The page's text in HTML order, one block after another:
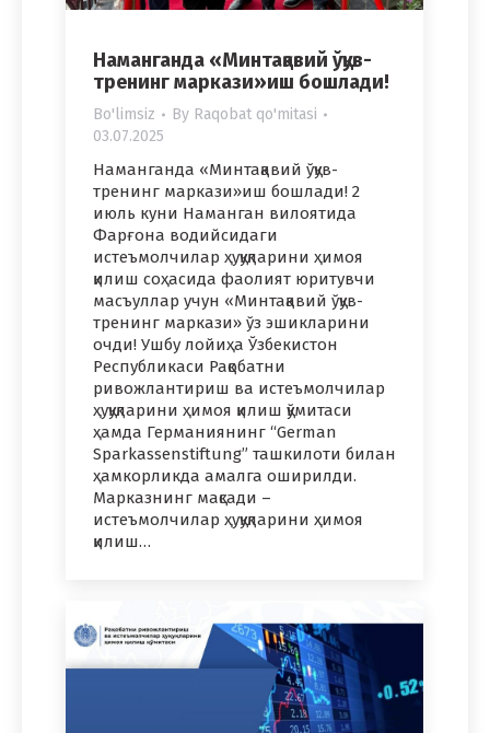
Наманганда «Минтақавий ўқув-
тренинг маркази»иш бошлади!
Bo'limsiz By Raqobat qo'mitasi
03.07.2025
Наманганда «Минтақавий ўқув-
тренинг маркази»иш бошлади! 2
июль куни Наманган вилоятида
Фарғона водийсидаги
истеъмолчилар ҳуқуқларини ҳимоя
қилиш соҳасида фаолият юритувчи
масъуллар учун «Минтақавий ўқув-
тренинг маркази» ўз эшикларини
очди! Ушбу лойиҳа Ўзбекистон
Республикаси Рақобатни
ривожлантириш ва истеъмолчилар
ҳуқуқларини ҳимоя қилиш қўмитаси
ҳамда Германиянинг “German
Sparkassenstiftung” ташкилоти билан
ҳамкорликда амалга оширилди.
Марказнинг мақсади –
истеъмолчилар ҳуқуқларини ҳимоя
қилиш…